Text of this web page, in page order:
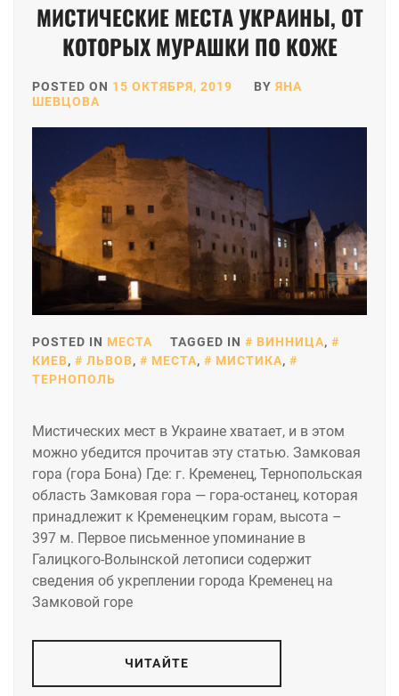
МИСТИЧЕСКИЕ МЕСТА УКРАИНЫ, ОТ
КОТОРЫХ МУРАШКИ ПО КОЖЕ
POSTED ON 15 ОКТЯБРЯ, 2019 BY ЯНА
ШЕВЦОВА
POSTED IN МЕСТА TAGGED IN ВИННИЦА,
КИЕВ, ЛЬВОВ, МЕСТА, МИСТИКА,
ТЕРНОПОЛЬ
Мистических мест в Украине хватает, и в этом
можно убедится прочитав эту статью. Замковая
гора (гора Бона) Где: г. Кременец, Тернопольская
область Замковая гора — гора-останец, которая
принадлежит к Кременецким горам, высота –
397 м. Первое письменное упоминание в
Галицкого-Волынской летописи содержит
сведения об укреплении города Кременец на
Замковой горе
ЧИТАЙТЕ